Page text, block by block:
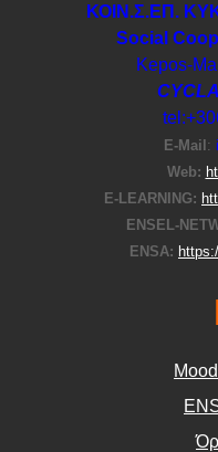
ΚΟΙΝ.Σ.ΕΠ.
Social
Kepos-
E-Μail:
Web:
E-LEARNING:
ENSEL-
ENSA: